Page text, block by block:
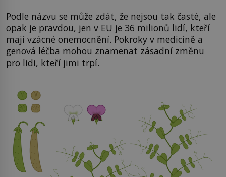
Podle názvu se může zdát, že nejsou tak časté, ale
opak je pravdou, jen v EU je 36 milionů lidí, kteří
mají vzácné onemocnění. Pokroky v medicíně a
genová léčba mohou znamenat zásadní změnu
pro lidi, kteří jimi trpí.